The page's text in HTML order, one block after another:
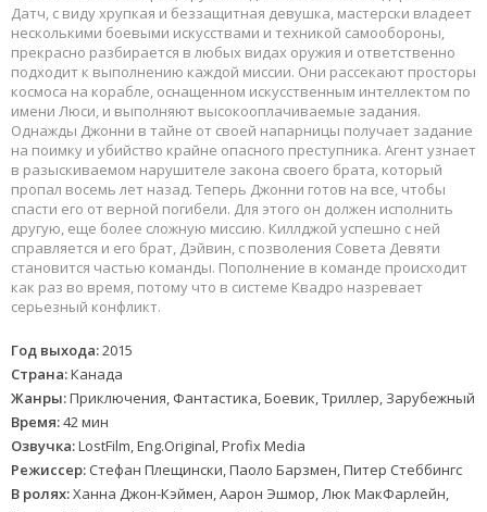
Датч, с виду хрупкая и беззащитная девушка, мастерски владеет
несколькими боевыми искусствами и техникой самообороны,
прекрасно разбирается в любых видах оружия и ответственно
подходит к выполнению каждой миссии. Они рассекают просторы
космоса на корабле, оснащенном искусственным интеллектом по
имени Люси, и выполняют высокооплачиваемые задания.
Однажды Джонни в тайне от своей напарницы получает задание
на поимку и убийство крайне опасного преступника. Агент узнает
в разыскиваемом нарушителе закона своего брата, который
пропал восемь лет назад. Теперь Джонни готов на все, чтобы
спасти его от верной погибели. Для этого он должен исполнить
другую, еще более сложную миссию. Киллджой успешно с ней
справляется и его брат, Дэйвин, с позволения Совета Девяти
становится частью команды. Пополнение в команде происходит
как раз во время, потому что в системе Квадро назревает
серьезный конфликт.
Год выхода:2015
Страна:Канада
Жанры:Приключения, Фантастика, Боевик, Триллер, Зарубежный
Время:42 мин
Озвучка:LostFilm, Eng.Original, Profix Media
Режиссер: Стефан Плещински, Паоло Барзмен, Питер Стеббингс
В ролях:Ханна Джон-Кэймен, Аарон Эшмор, Люк МакФарлейн,